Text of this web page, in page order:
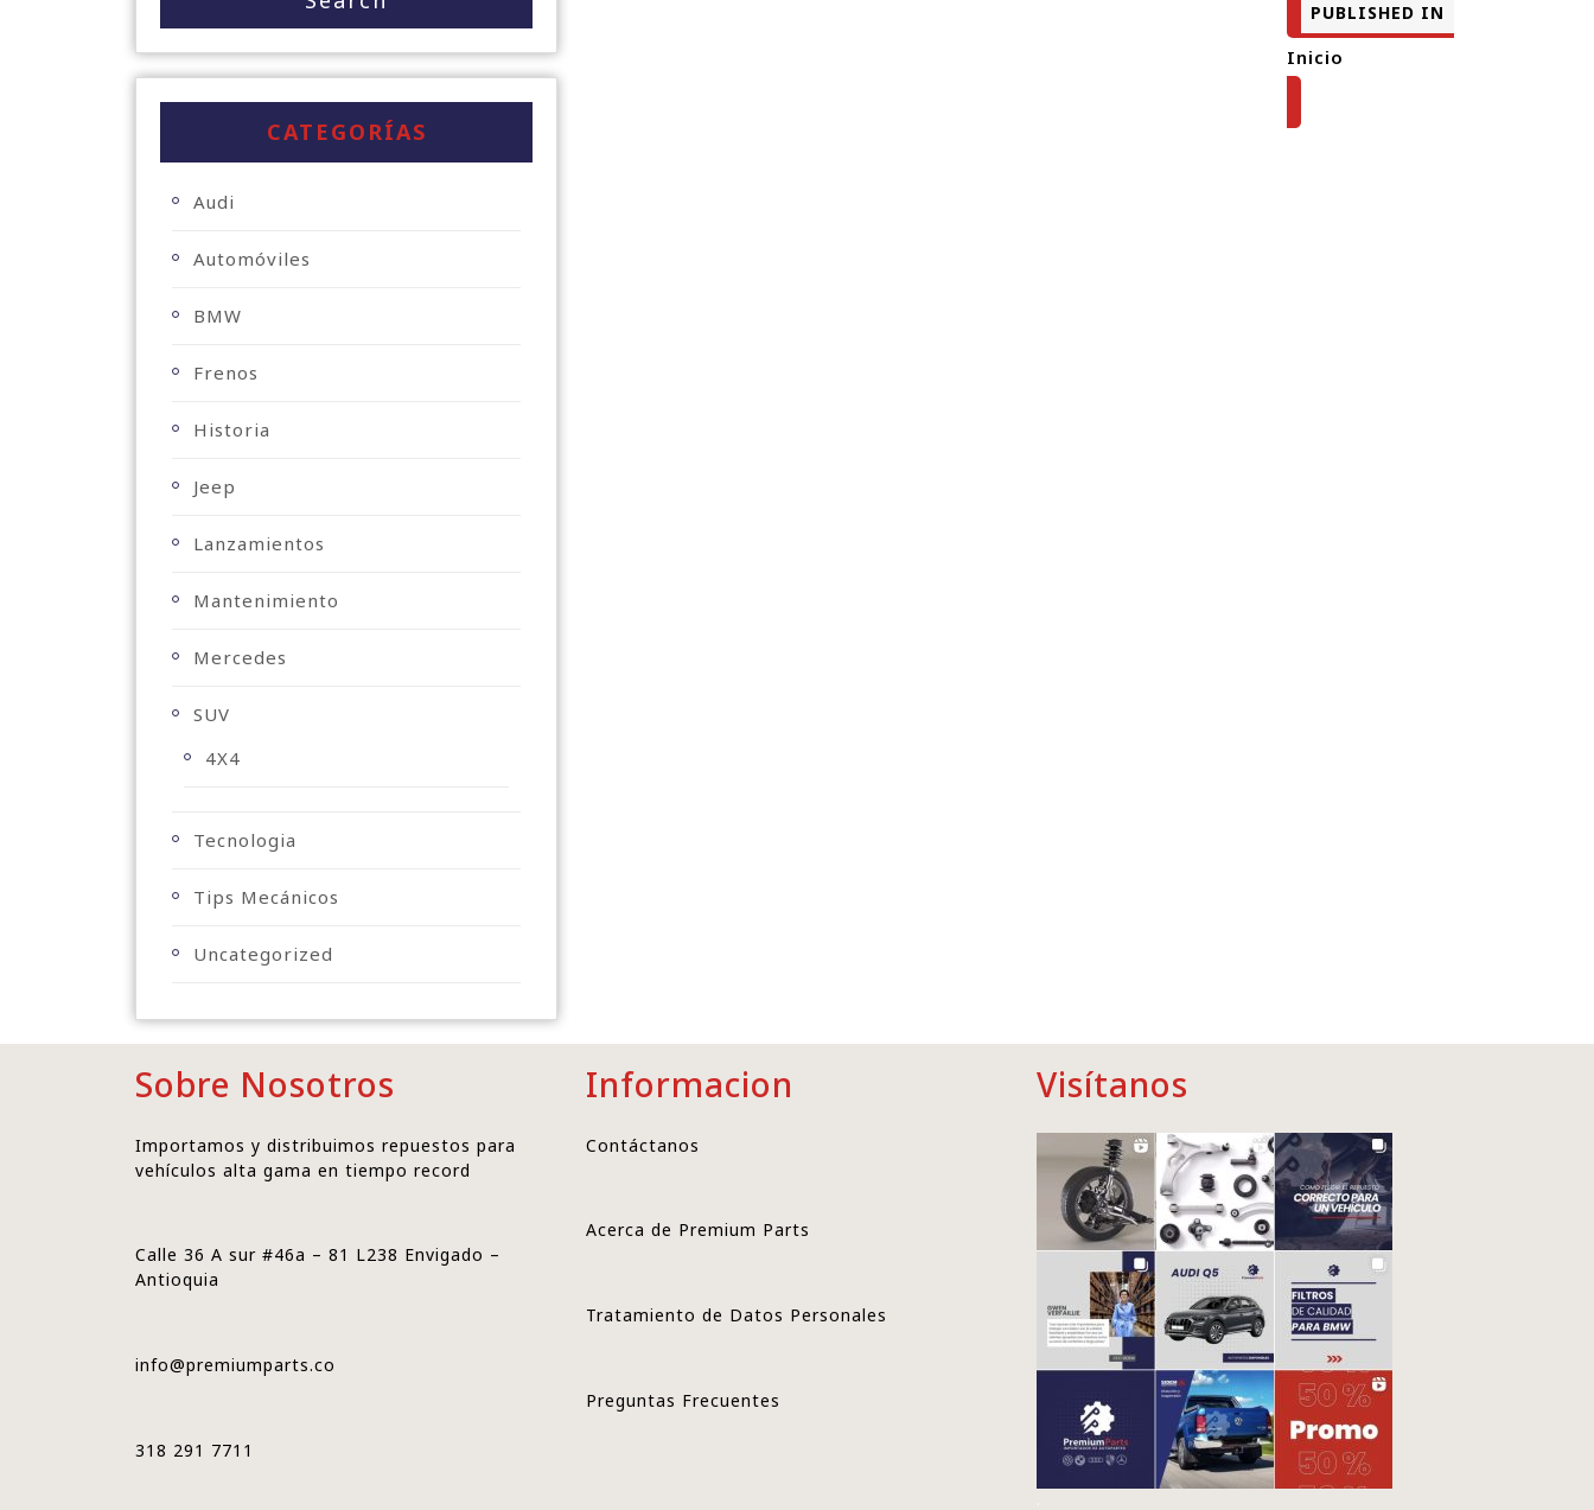
CATEGORÍAS
Audi
Automóviles
BMW
Frenos
Historia
Jeep
Lanzamientos
Mantenimiento
Mercedes
SUV
4X4
Tecnologia
Tips Mecánicos
Uncategorized
PUBLISHED IN
Inicio
Sobre Nosotros
Importamos y distribuimos repuestos para
vehículos alta gama en tiempo record
Calle 36 A sur #46a – 81 L238 Envigado –
Antioquia
info@premiumparts.co
318 291 7711
Informacion
Contáctanos
Acerca de Premium Parts
Tratamiento de Datos Personales
Preguntas Frecuentes
Visítanos
.